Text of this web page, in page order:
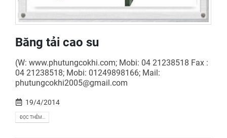
Băng tải cao su
(W: www.phutungcokhi.com; Mobi: 04 21238518 Fax :
04 21238518; Mobi: 01249898166; Mail:
phutungcokhi2005@gmail.com
19/4/2014
ĐỌC THÊM...